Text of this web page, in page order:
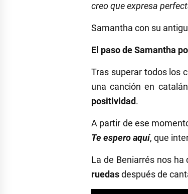
creo que expresa
Samantha con su
El paso de Samantha
Tras superar todos los
una canción en catalán
positividad.
A partir de ese
Te espero aquí, que
La de Beniarrés nos ha
ruedasdespués de